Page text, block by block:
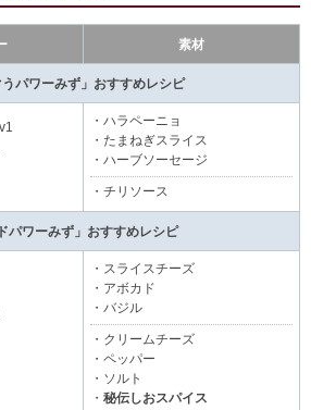
素材
うパワーみず」おすすめレシピ
・ハラペーニョ
・たまねぎスライス
・ハーブソーセージ
・チリソース
パワーみず」おすすめレシピ
・スライスチーズ
・アボカド
・バジル
・クリームチーズ
・ペッパー
・ソルト
・ 秘伝しおスパイス